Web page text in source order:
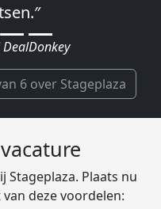
snel te
Service Center bij